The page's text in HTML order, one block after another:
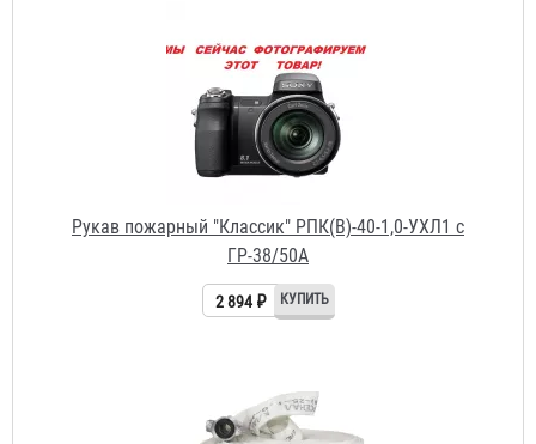
Рукав пожарный "Классик" РПК(В)-40-1,0-УХЛ1 с
ГР-38/50А
2 894 ₽
Рукав пожарный "Классик" РПК(В)-25-1,0-УХЛ1 с ГР-25А